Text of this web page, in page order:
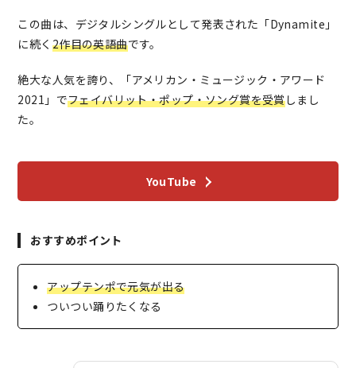
この曲は、デジタルシングルとして発表された「Dynamite」
に続く 2作目の英語曲です。
絶大な人気を誇り、「アメリカン・ミュージック・アワード
2021」でフェイバリット・ポップ・ソング賞を受賞しまし
た。
YouTube
おすすめポイント
アップテンポで元気が出る
ついつい踊りたくなる